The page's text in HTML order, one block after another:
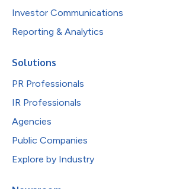
Investor Communications
Reporting & Analytics
Solutions
PR Professionals
IR Professionals
Agencies
Public Companies
Explore by Industry